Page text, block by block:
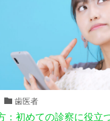
歯医者
：初めての診察に役立